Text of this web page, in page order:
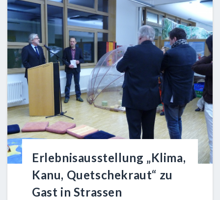
Erlebnisausstellung „Klima,
Kanu, Quetschekraut“ zu
Gast in Strassen